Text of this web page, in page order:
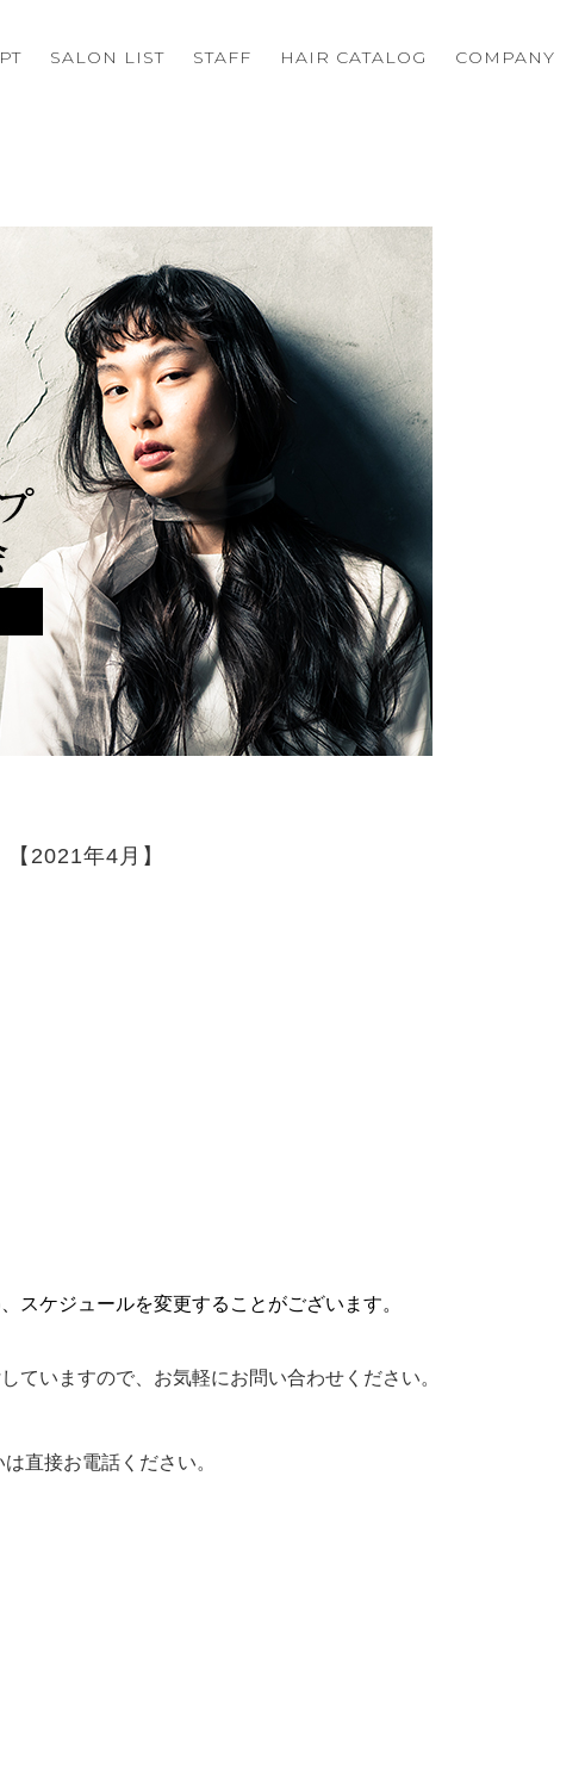
SALON LIST STAFF HAIR CATALOG COMPANY
2021年4月】
スケジュールを変更することがございます。
ていますので、お気軽にお問い合わせください。
直接お電話ください。